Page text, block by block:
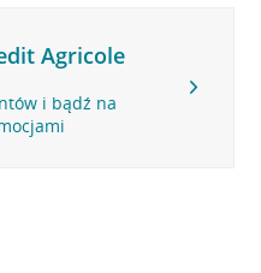
Agricole
i bądź na